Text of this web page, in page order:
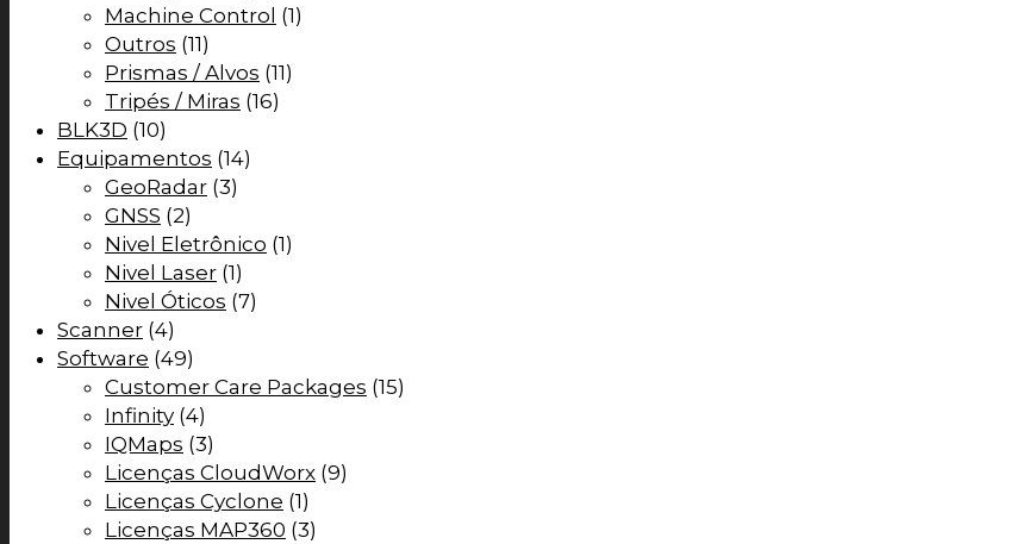
Machine Control (1)
Outros (11)
Prismas / Alvos (11)
Tripés / Miras (16)
BLK3D (10)
Equipamentos (14)
GeoRadar (3)
GNSS (2)
Nivel Eletrônico (1)
Nivel Laser (1)
Nivel Óticos (7)
Scanner (4)
Software (49)
Customer Care Packages (15)
Infinity (4)
IQMaps (3)
Licenças CloudWorx (9)
Licenças Cyclone (1)
Licenças MAP360 (3)